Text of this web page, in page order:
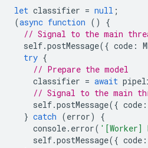
let classifier = null ;
(async function ()
{
// Signal to the main
self.postMessage({ code :
try {
// Prepare the model
classifier = await
// Signal to the main
self.postMessage({ code :
} catch (error)
{
console. error( '[Worker]
self.postMessage({ code :